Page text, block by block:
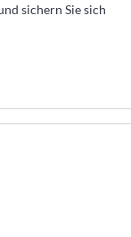
sichern Sie sich